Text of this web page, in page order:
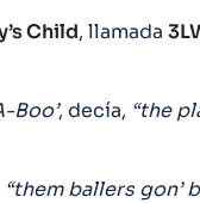
Child, llamada
Boo’, decía, “the
“them ballers gon’